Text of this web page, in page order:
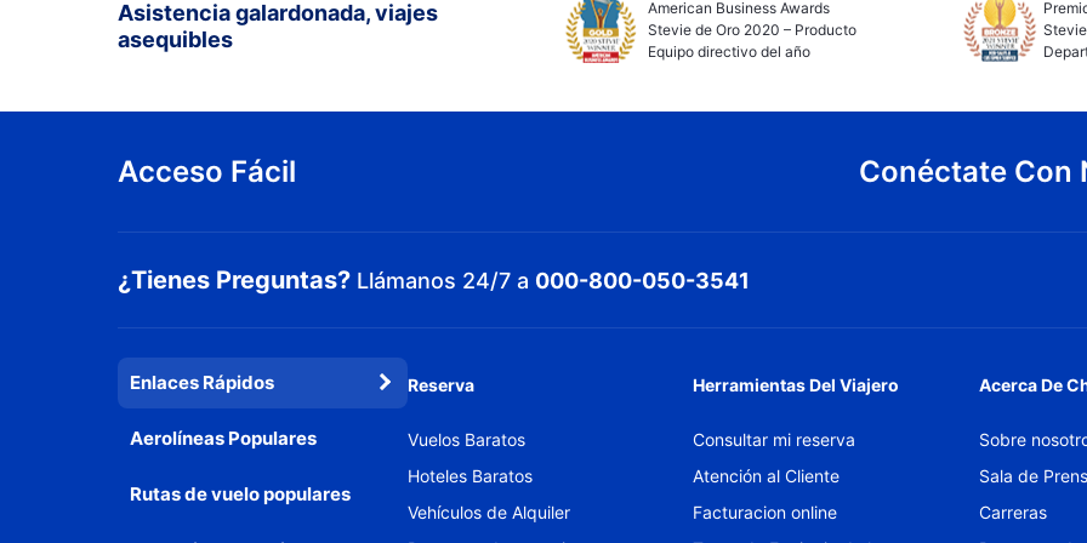
Asistencia galardonada, viajes
asequibles
American Business Awards
Stevie de Oro 2020 – Producto
Equipo directivo del año
Acceso Fácil Conéctate Con
¿Tienes Preguntas? Llámanos 24/7 a 000-800-050-3541
Enlaces Rápidos
Aerolíneas Populares
Rutas de vuelo populares
Reserva
Vuelos Baratos
Hoteles Baratos
Vehículos de Alquiler
Herramientas Del Viajero
Consultar mi reserva
Atención al Cliente
Facturacion online
Acerca De
Sobre
Sala de
Carreras